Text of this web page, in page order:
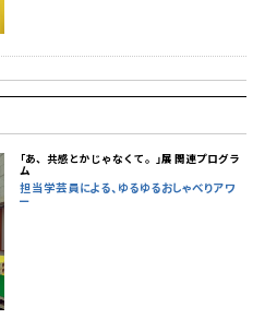
「あ、共感とかじゃなくて。」展 関連プログラ
ム
担当学芸員による、ゆるゆるおしゃべりアワ
ー